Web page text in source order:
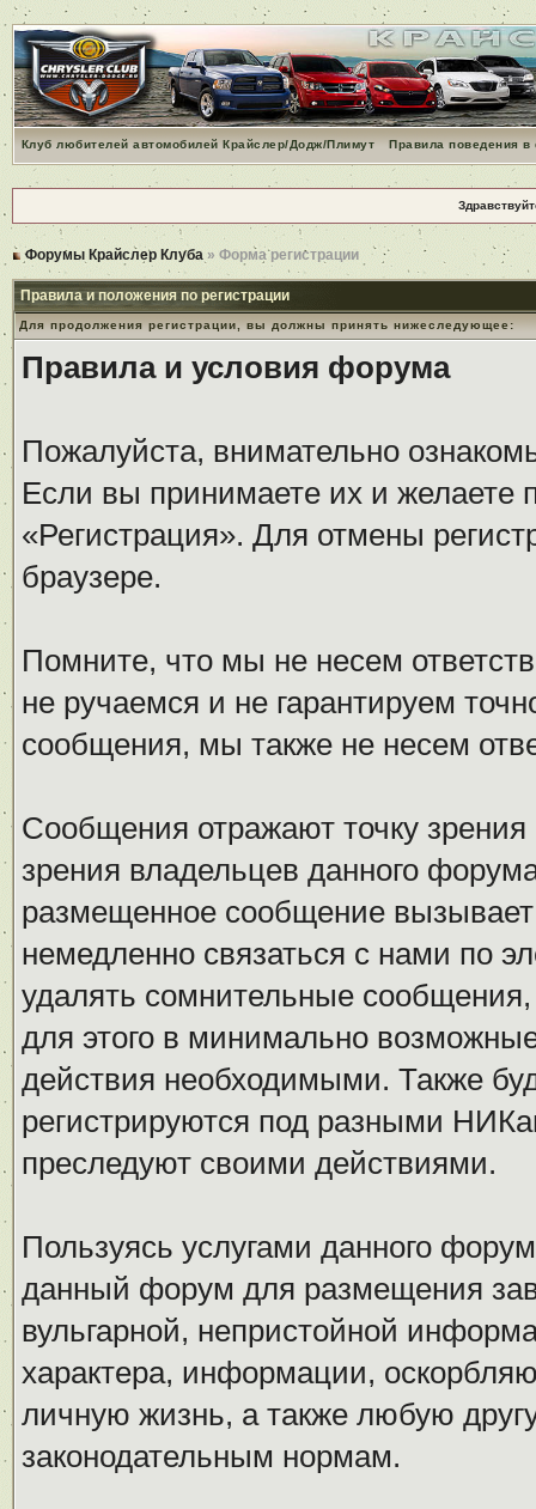
Клуб любителей автомобилей Крайслер/Додж/Плимут Правила поведения
Форумы Крайслер Клуба » Форма регистрации
Правила и положения по регистрации
Для продолжения регистрации, вы должны принять нижеследующее:
Правила и условия форума
Пожалуйста, внимательно
Если вы принимаете их и желаете
«Регистрация». Для отмены
браузере.
Помните, что мы не несем
не ручаемся и не гарантируем
сообщения, мы также не несем
Сообщения отражают точку
зрения владельцев данного
размещенное сообщение
немедленно связаться с нами по
удалять сомнительные
для этого в минимально
действия необходимыми. Также
регистрируются под разными
преследуют своими действиями.
Пользуясь услугами данного
данный форум для размещения
вульгарной, непристойной
характера, информации,
личную жизнь, а также любую
законодательным нормам.